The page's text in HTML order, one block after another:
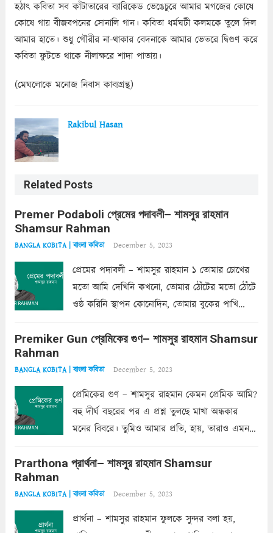
হঠাৎ কবিতা সব কাঁটাতারের ব্যারিকেড ভেঙেচুরে আমার মগজের কোষে
কোষে গায় বীজবপনের সোনালি গান। কবিতা ধর্মঘটী কলমকে তুলে দিল
আমার হাতে। শুধু গৌরীর না-থাকার বেদনাকে আমার ভেতরে দ্বিগুণ করে
কবিতা ফুটতে থাকে নীলাক্ষরে শাদা পাতায়।
(মেঘলোকে মনোজ নিবাস কাব্যগ্রন্থ)
Rakibul Hasan
Related Posts
Premer Podaboli প্রেমের পদাবলী– শামসুর রাহমান
Shamsur Rahman
BANGLA KOBITA | বাংলা কবিতা December 5, 2023
প্রেমের পদাবলী – শামসুর রাহমান ১ তোমার চোখের
মতো আমি দেখিনি কখনো, তোমার ঠোঁটের মতো ঠোঁটে
ওষ্ঠ করিনি স্থাপন কোনোদিন, তোমার বুকের পাখি
কোথাও কি এরকম ছায়া দেয় ক্লান্তির প্রহরে? মুছে
Premiker Gun প্রেমিকের গুণ– শামসুর রাহমান Shamsur
Rahman
BANGLA KOBITA | বাংলা কবিতা December 5, 2023
প্রেমিকের গুণ – শামসুর রাহমান কেমন প্রেমিক আমি?
বহু দীর্ঘ বছরের পর এ প্রশ্ন তুলছে মাখা অন্ধকার
মনের বিবরে। তুমিও আমার প্রতি, হায়, তারাও এমন
একান্ত জরুরি- নইলে একটি দেয়াল নিমেষেই ভীষণ
Prarthona প্রার্থনা– শামসুর রাহমান Shamsur
Rahman
BANGLA KOBITA | বাংলা কবিতা December 5, 2023
প্রার্থনা – শামসুর রাহমান ফুলকে সুন্দর বলা হয়,